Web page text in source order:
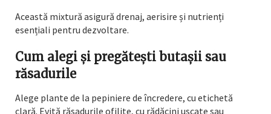
Această mixtură asigură drenaj, aerisire și nutrienți
esențiali pentru dezvoltare.
Cum alegi și pregătești butașii sau
răsadurile
Alege plante de la pepiniere de încredere, cu etichetă
clară. Evită răsadurile ofilite, cu rădăcini uscate sau